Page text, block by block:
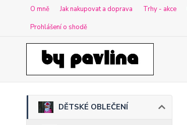
O mně Jak nakupovat a doprava Trhy - akce
Prohlášení o shodě
DĚTSKÉ OBLEČENÍ